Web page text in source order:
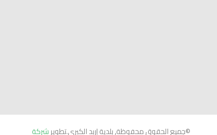
©جميع الحقوق محفوظة, بلدية إربد الكبرى.تطويرشركة